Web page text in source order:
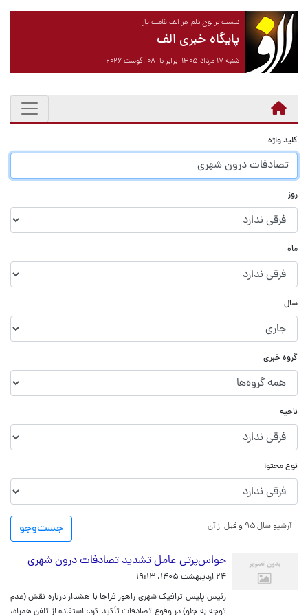
نیست بر لوح دلم جز الف قامت یار
پایگاه خبری الف
شنبه ۱۷ مرداد ۱۴۰۵ برابر با ۰۸ آگوست ۲۰۲۶
کلید واژه
روز
ماه
سال
گروه خبری
ناحیه
نوع محتوا
جست‌و‌جو آرشیو سال ۹۵ و قبل از آن
حواس‌پرتی عامل تشدید تصادفات درون شهری
۲۴ اردیبهشت ۱۴۰۵، ۱۹:۱۳
رئیس پلیس ترافیک شهری راهور فراجا با هشدار درباره نقش (عدم
توجه به جلو) در وقوع تصادفات تأکید کرد: استفاده از تلفن همراه،